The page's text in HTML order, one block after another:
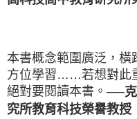
本書概念範圍廣泛，橫
方位學習……若想對此
絕對要閱讀本書。 ──克
究所教育科技榮譽教授